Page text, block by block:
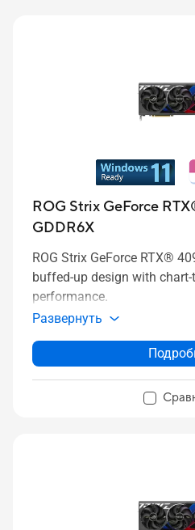
ROG Strix GeForce
GDDR6X
ROG Strix GeForce RTX®
buffed-up design with
performance.
Развернуть